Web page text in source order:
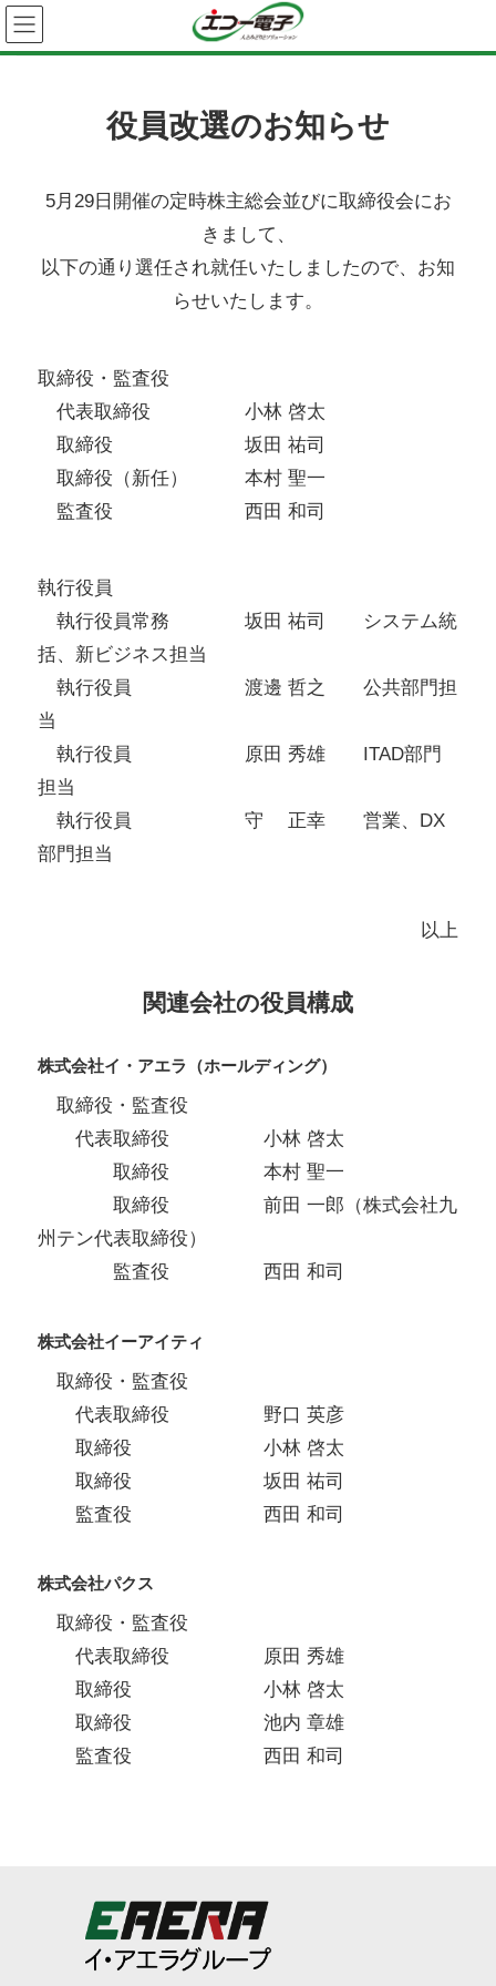
役員改選のお知らせ
5月29日開催の定時株主総会並びに取締役会にお
きまして、
以下の通り選任され就任いたしましたので、お知
らせいたします。
取締役・監査役
代表取締役 小林 啓太
取締役 坂田 祐司
取締役（新任） 本村 聖一
監査役 西田 和司
執行役員
執行役員常務 坂田 祐司 システム統
括、新ビジネス担当
執行役員 渡邊 哲之 公共部門担
当
執行役員 原田 秀雄 ITAD部門
担当
執行役員 守 正幸 営業、DX
部門担当
以上
関連会社の役員構成
株式会社イ・アエラ（ホールディング）
取締役・監査役
代表取締役 小林 啓太
取締役 本村 聖一
取締役 前田 一郎（株式会社九
州テン代表取締役）
監査役 西田 和司
株式会社イーアイティ
取締役・監査役
代表取締役 野口 英彦
取締役 小林 啓太
取締役 坂田 祐司
監査役 西田 和司
株式会社パクス
取締役・監査役
代表取締役 原田 秀雄
取締役 小林 啓太
取締役 池内 章雄
監査役 西田 和司